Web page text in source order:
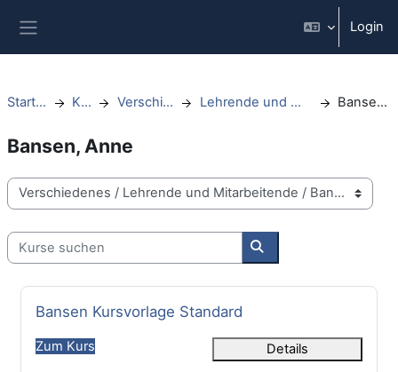
Login
Startseite Kurse Verschiedenes Lehrende und Mitarbeitende Bansen, Anne
Bansen, Anne
Kursbereiche
Kurse suchen
Kurse suchen
Kursname
Bansen Kursvorlage Standard
Zum Kurs Details